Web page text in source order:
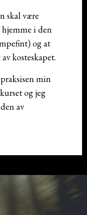
skal være
i den
og at
kosteskapet.
min
og jeg
av